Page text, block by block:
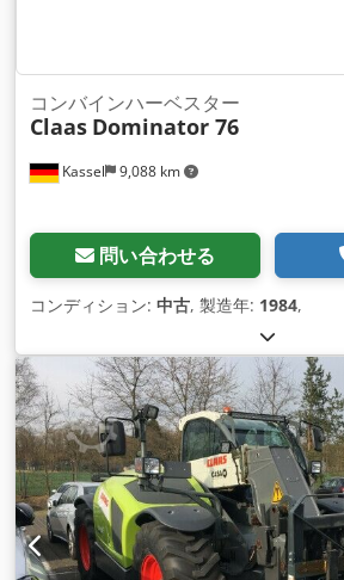
Kassel 9,088 km
コンバインハーベスター
Claas Dominator 76
問い合わせる
コンディション: 中古, 製造年: 1984,